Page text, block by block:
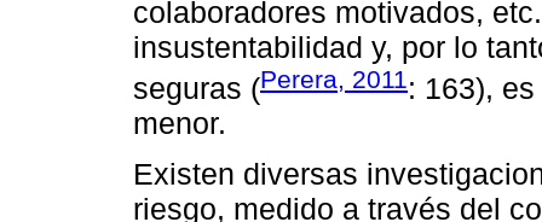
colaboradores motivados,
insustentabilidad y, por lo
seguras (Perera, 2011: 163),
menor.
Existen diversas
riesgo, medido a través del